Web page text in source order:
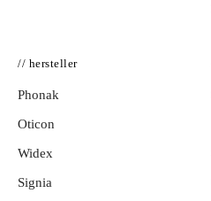
// hersteller
Phonak
Oticon
Widex
Signia